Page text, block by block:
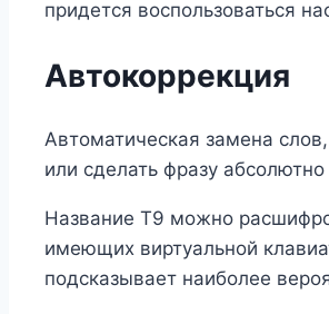
придется воспользоваться
Автокоррекция
Автоматическая замена
или сделать фразу
Название Т9 можно
имеющих виртуальной
подсказывает наиболее